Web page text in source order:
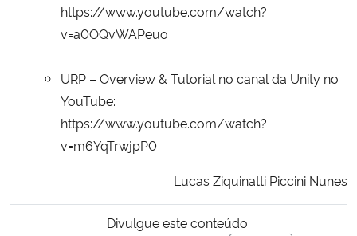
https://www.youtube.com/watch?
v=a0OQvWAPeuo
URP – Overview & Tutorial no canal da Unity no
YouTube:
https://www.youtube.com/watch?
v=m6YqTrwjpP0
Lucas Ziquinatti Piccini Nunes
Divulgue este conteúdo: